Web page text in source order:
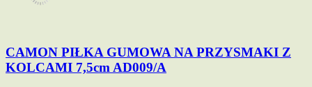
CAMON PIŁKA GUMOWA NA PRZYSMAKI Z
KOLCAMI 7,5cm AD009/A